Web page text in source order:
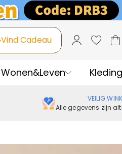
Vind Cadeau
Wonen&Leven Kleding
VEILIG
Alle gegevens zijn